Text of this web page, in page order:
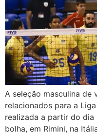
A seleção masculina
relacionados para a
realizada a partir do
bolha, em Rimini, na